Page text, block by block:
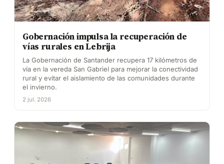
Gobernación impulsa la recuperación de
vías rurales en Lebrija
La Gobernación de Santander recupera 17 kilómetros de
vía en la vereda San Gabriel para mejorar la conectividad
rural y evitar el aislamiento de las comunidades durante
el invierno.
2 jul. 2026